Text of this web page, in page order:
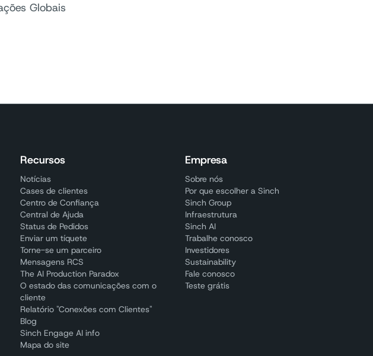
Globais
Recursos
Notícias
Cases de clientes
Centro de Confiança
Central de Ajuda
Status de Pedidos
Enviar um tíquete
Torne-se um parceiro
Mensagens RCS
The AI Production Paradox
O estado das comunicações com o
cliente
Relatório "Conexões com Clientes"
Blog
Sinch Engage AI info
Mapa do site
Empresa
Sobre nós
Por que escolher a Sinch
Sinch Group
Infraestrutura
Sinch AI
Trabalhe conosco
Investidores
Sustainability
Fale conosco
Teste grátis